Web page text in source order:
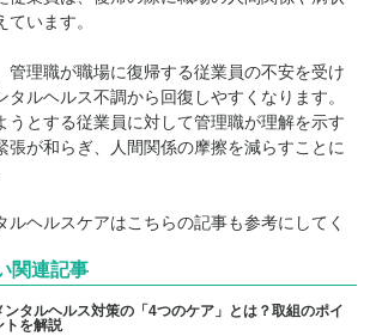
います。
管理職が職場に復帰する従業員の不安を受け
タルヘルス不調から回復しやすくなります。
うとする従業員に対して管理職が理解を示す
張が和らぎ、人間関係の摩擦を減らすことに
ルヘルスケアはこちらの記事も参考にしてく
関連記事
ンタルヘルス対策の「4つのケア」とは？取組のポイ
トを解説